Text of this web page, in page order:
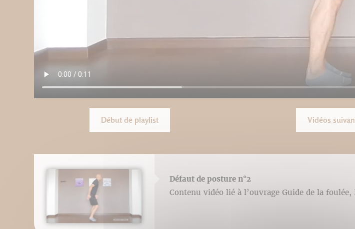
Début de playlist Vidéos
Défaut de posture n°2
Contenu vidéo lié à l’ouvrage Guide de la